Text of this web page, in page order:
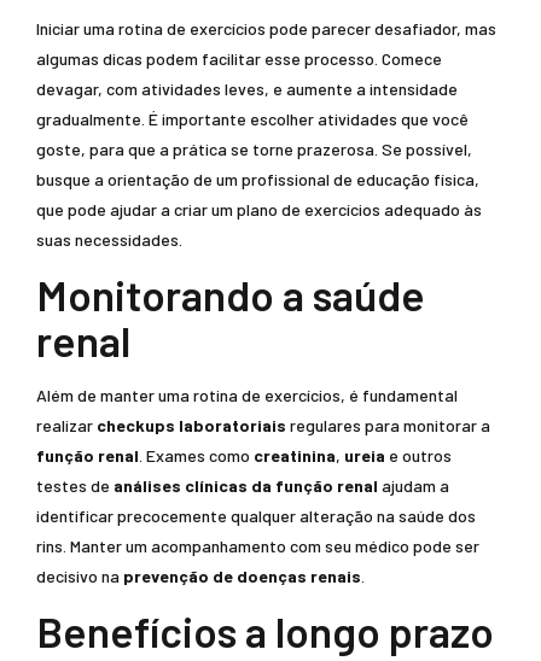
Iniciar uma rotina de exercícios pode parecer desafiador, mas
algumas dicas podem facilitar esse processo. Comece
devagar, com atividades leves, e aumente a intensidade
gradualmente. É importante escolher atividades que você
goste, para que a prática se torne prazerosa. Se possível,
busque a orientação de um profissional de educação física,
que pode ajudar a criar um plano de exercícios adequado às
suas necessidades.
Monitorando a saúde
renal
Além de manter uma rotina de exercícios, é fundamental
realizar checkups laboratoriais regulares para monitorar a
função renal . Exames como creatinina, ureia e outros
testes de análises clínicas da função renal ajudam a
identificar precocemente qualquer alteração na saúde dos
rins. Manter um acompanhamento com seu médico pode ser
decisivo na prevenção de doenças renais
Benefícios a longo prazo